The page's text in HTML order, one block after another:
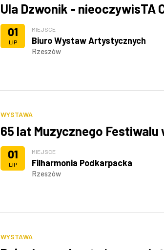
Ula Dzwonik - nieoczywisTA
01
LIP
MIEJSCE
Biuro Wystaw Artystycznych
Rzeszów
WYSTAWA
65 lat Muzycznego Festiwalu
01
LIP
MIEJSCE
Filharmonia Podkarpacka
Rzeszów
WYSTAWA